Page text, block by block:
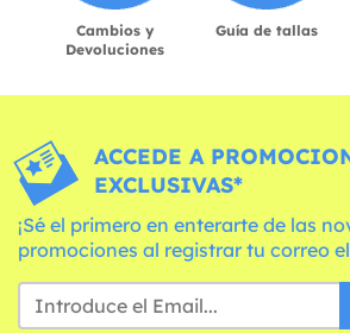
Cambios y
Devoluciones
Guía de tallas
ACCEDE A
EXCLUSIVAS*
¡Sé el primero en enterarte de las
promociones al registrar tu correo